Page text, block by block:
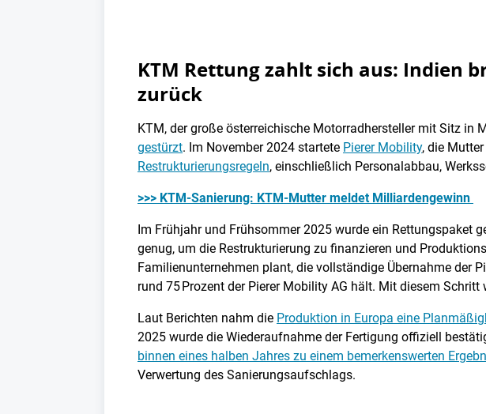
KTM Rettung zahlt sich aus: Indien
zurück
KTM, der große österreichische Motorradhersteller mit Sitz in
gestürzt. Im November 2024 startete Pierer Mobility, die
Restrukturierungsregeln, einschließlich Personalabbau,
>>> KTM-Sanierung: KTM-Mutter meldet Milliardengewinn
Im Frühjahr und Frühsommer 2025 wurde ein Rettungspaket
genug, um die Restrukturierung zu finanzieren und
Familienunternehmen plant, die vollständige Übernahme der
rund 75 Prozent der Pierer Mobility AG hält. Mit diesem
Laut Berichten nahm die Produktion in Europa eine
2025 wurde die Wiederaufnahme der Fertigung offiziell
binnen eines halben Jahres zu einem bemerkenswerten
Verwertung des Sanierungsaufschlags.